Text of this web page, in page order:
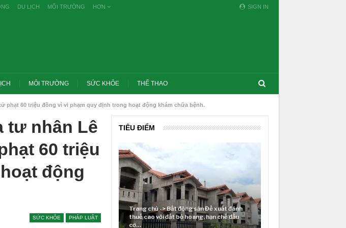
SIGN IN
DU LỊCH MÔI TRƯỜNG HƠN
MÔI TRƯỜNG SỨC KHỎE THỂ THAO
phạt 60 triệu đồng vì vi phạm quy định trong hoạt động khám chữa bệnh.
tư nhân Lê
60 triệu
động
SỨC KHỎE PHÁP LUẬT
TIÊU ĐIỂM
Trang chủ -> Bất động sản Đề xuất đánh
thuế cao với đất bỏ hoang, hạn chế đầu
cơ…
Lãi suất neo cao và cuộc tái cơ cấu trên
thị trường BĐS